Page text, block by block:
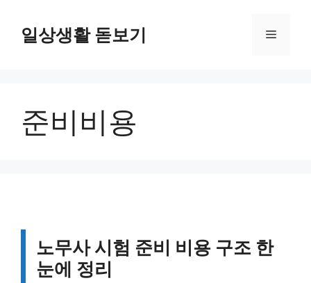
일상생활 돋보기 메
준비비용
노무사 시험 준비 비용 구조 한
눈에 정리